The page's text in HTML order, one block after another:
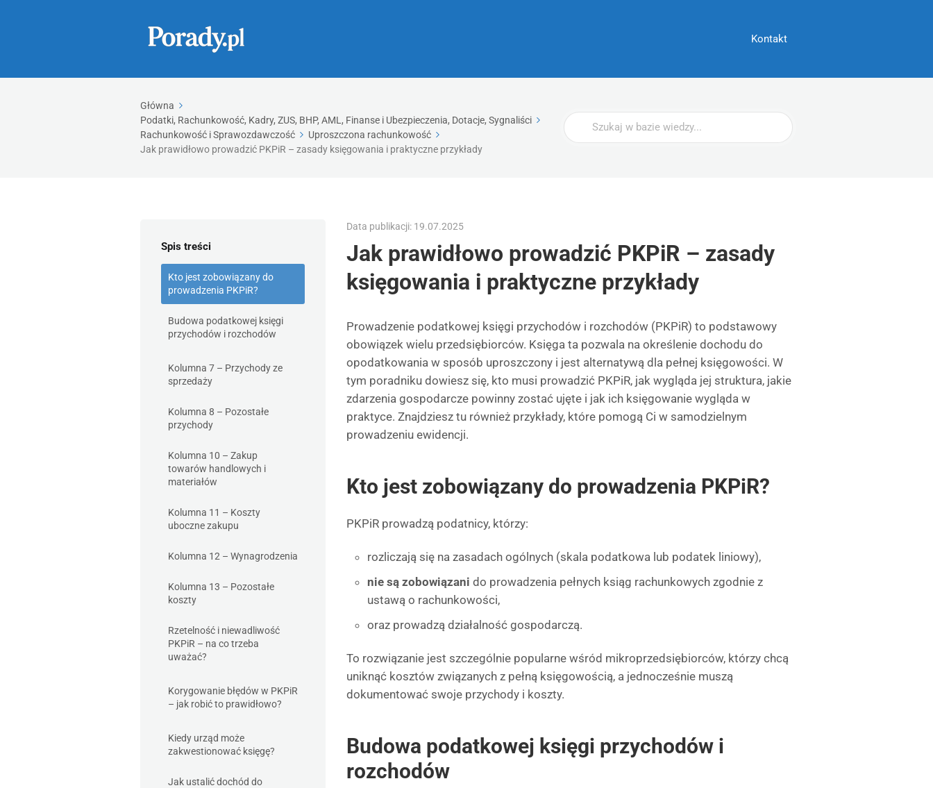
Kontakt
Główna
Podatki, Rachunkowość, Kadry, ZUS, BHP, AML, Finanse i Ubezpieczenia, Dotacje, Sygnaliści
Rachunkowość i Sprawozdawczość
Uproszczona rachunkowość
Jak prawidłowo prowadzić PKPiR – zasady księgowania i praktyczne przykłady
Wyszukaj
Spis treści
Kto jest zobowiązany do
prowadzenia PKPiR?
Budowa podatkowej księgi
przychodów i rozchodów
Kolumna 7 – Przychody ze
sprzedaży
Kolumna 8 – Pozostałe
przychody
Kolumna 10 – Zakup
towarów handlowych i
materiałów
Kolumna 11 – Koszty
uboczne zakupu
Kolumna 12 – Wynagrodzenia
Kolumna 13 – Pozostałe
koszty
Rzetelność i niewadliwość
PKPiR – na co trzeba
uważać?
Korygowanie błędów w PKPiR
– jak robić to prawidłowo?
Kiedy urząd może
zakwestionować księgę?
Jak ustalić dochód do
Data publikacji: 19.07.2025
Jak prawidłowo prowadzić PKPiR – zasady
księgowania i praktyczne przykłady
Prowadzenie podatkowej księgi przychodów i rozchodów (PKPiR) to podstawowy
obowiązek wielu przedsiębiorców. Księga ta pozwala na określenie dochodu do
opodatkowania w sposób uproszczony i jest alternatywą dla pełnej księgowości. W
tym poradniku dowiesz się, kto musi prowadzić PKPiR, jak wygląda jej struktura, jakie
zdarzenia gospodarcze powinny zostać ujęte i jak ich księgowanie wygląda w
praktyce. Znajdziesz tu również przykłady, które pomogą Ci w samodzielnym
prowadzeniu ewidencji.
Kto jest zobowiązany do prowadzenia PKPiR?
PKPiR prowadzą podatnicy, którzy:
rozliczają się na zasadach ogólnych (skala podatkowa lub podatek liniowy),
nie są zobowiązani do prowadzenia pełnych ksiąg rachunkowych zgodnie z
ustawą o rachunkowości,
oraz prowadzą działalność gospodarczą.
To rozwiązanie jest szczególnie popularne wśród mikroprzedsiębiorców, którzy chcą
uniknąć kosztów związanych z pełną księgowością, a jednocześnie muszą
dokumentować swoje przychody i koszty.
Budowa podatkowej księgi przychodów i
rozchodów